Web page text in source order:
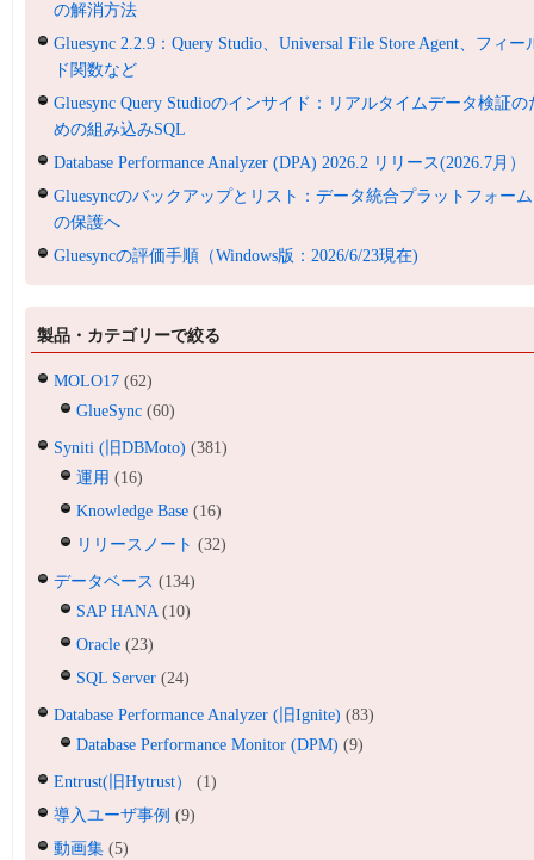
の解消方法
Gluesync 2.2.9：Query Studio、Universal File Store Agent、フィー
ド関数など
Gluesync Query Studioのインサイド：リアルタイムデータ検証の
めの組み込みSQL
Database Performance Analyzer (DPA) 2026.2 リリース(2026.7月）
Gluesyncのバックアップとリスト：データ統合プラットフォーム
の保護へ
Gluesyncの評価手順（Windows版：2026/6/23現在)
製品・カテゴリーで絞る
MOLO17 (62)
GlueSync (60)
Syniti (旧DBMoto) (381)
運用 (16)
Knowledge Base (16)
リリースノート (32)
データベース (134)
SAP HANA(10)
Oracle (23)
SQL Server (24)
Database Performance Analyzer (旧Ignite) (83)
Database Performance Monitor (DPM) (9)
Entrust(旧Hytrust）
(1)
導入ユーザ事例 (9)
動画集 (5)